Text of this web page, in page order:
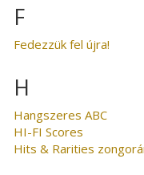
F
Fedezzük fel újra!
H
Hangszeres ABC
HI-FI Scores
Hits & Rarities